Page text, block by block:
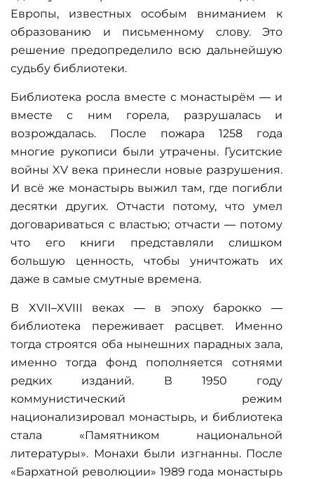
Европы, известных особым вниманием к
образованию и письменному слову. Это
решение предопределило всю дальнейшую
судьбу библиотеки.
Библиотека росла вместе с монастырём — и
вместе с ним горела, разрушалась и
возрождалась. После пожара 1258 года
многие рукописи были утрачены. Гуситские
войны XV века принесли новые разрушения.
И всё же монастырь выжил там, где погибли
десятки других. Отчасти потому, что умел
договариваться с властью; отчасти — потому
что его книги представляли слишком
большую ценность, чтобы уничтожать их
даже в самые смутные времена.
В XVII–XVIII веках — в эпоху барокко —
библиотека переживает расцвет. Именно
тогда строятся оба нынешних парадных зала,
именно тогда фонд пополняется сотнями
редких изданий. В 1950 году
коммунистический режим
национализировал монастырь, и библиотека
стала «Памятником национальной
литературы». Монахи были изгнанны. После
«Бархатной революции» 1989 года монастырь